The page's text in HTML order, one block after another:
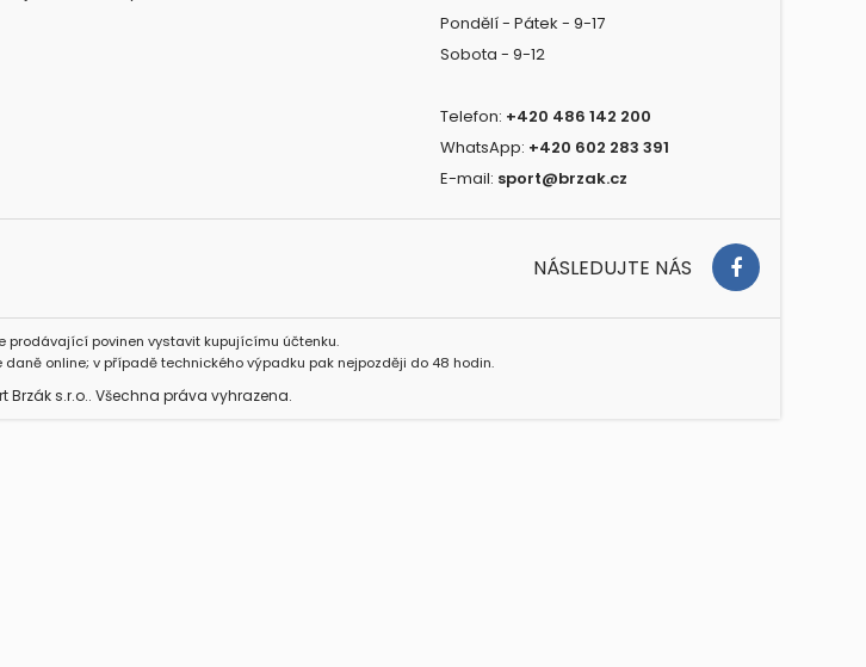
Pondělí - Pátek - 9-17
Sobota - 9-12
Telefon: +420 486 142 200
WhatsApp: +420 602 283 391
E-mail: sport@brzak.cz
NÁSLEDUJTE NÁS
prodávající povinen vystavit kupujícímu účtenku.
online; v případě technického výpadku pak nejpozději do 48 hodin.
Brzák s.r.o.. Všechna práva vyhrazena.